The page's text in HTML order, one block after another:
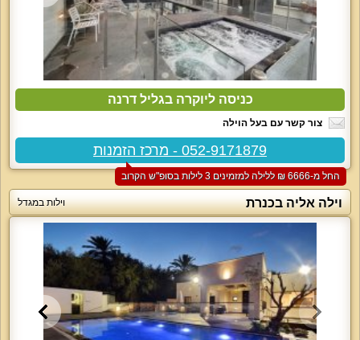
כניסה ליוקרה בגליל דרנה
צור קשר עם בעל הוילה
052-9171879 - מרכז הזמנות
החל מ-‏6666 ₪ ללילה למזמינים 3 לילות בסופ"ש הקרוב
וילה אליה בכנרת וילות במגדל